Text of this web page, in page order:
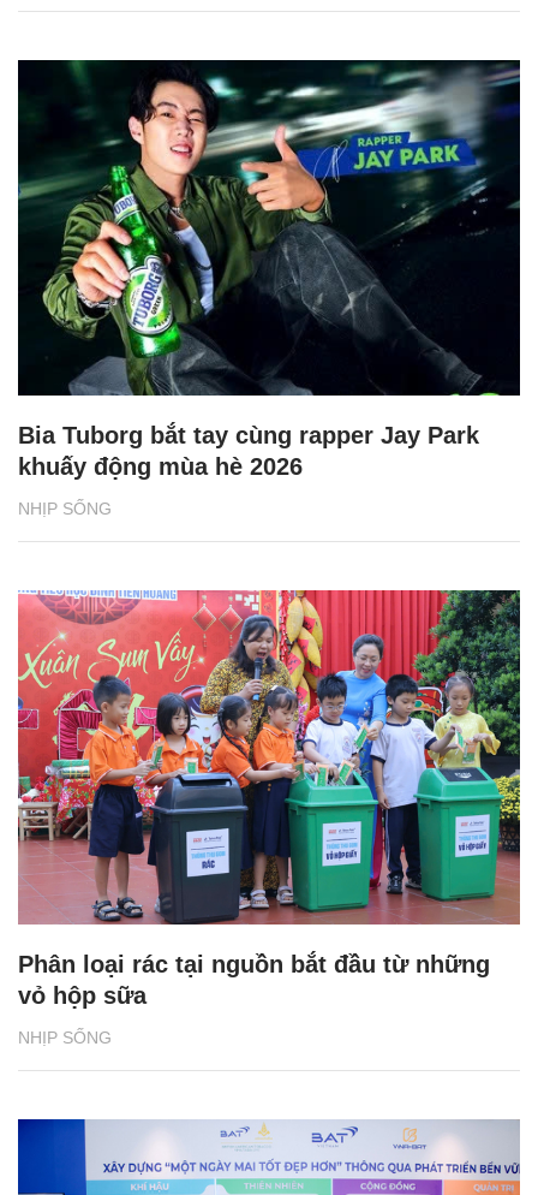
NHỊP SỐNG
Bia Tuborg bắt tay cùng rapper Jay Park
khuấy động mùa hè 2026
NHỊP SỐNG
Phân loại rác tại nguồn bắt đầu từ những
vỏ hộp sữa